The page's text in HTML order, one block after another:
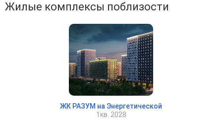
Жилые комплексы поблизости
ЖК РАЗУМ на Энергетической
1кв. 2028